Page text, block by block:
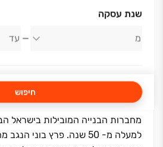
שנת עסקה
חיפוש
אודות החברה
פרץ בוני הנגב
מחברות הבנייה המובילות בישראל
למעלה מ- 50 שנה. פרץ בוני